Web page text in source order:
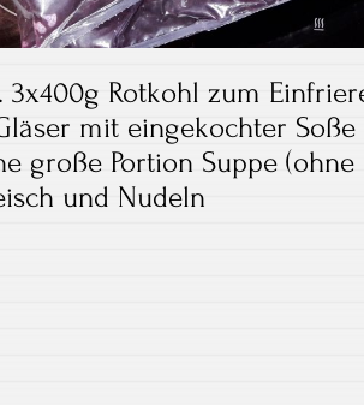
3x400g Rotkohl zum
mit eingekochter
große Portion Suppe
und Nudeln